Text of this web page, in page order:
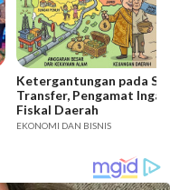
Ketergantungan pada
Transfer, Pengamat
Fiskal Daerah
EKONOMI DAN BISNIS